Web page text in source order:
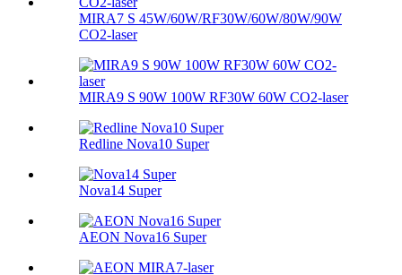
MIRA7 S 45W/60W/RF30W/60W/80W/90W
CO2-laser
MIRA9 S 90W 100W RF30W 60W CO2-laser
Redline Nova10 Super
Nova14 Super
AEON Nova16 Super